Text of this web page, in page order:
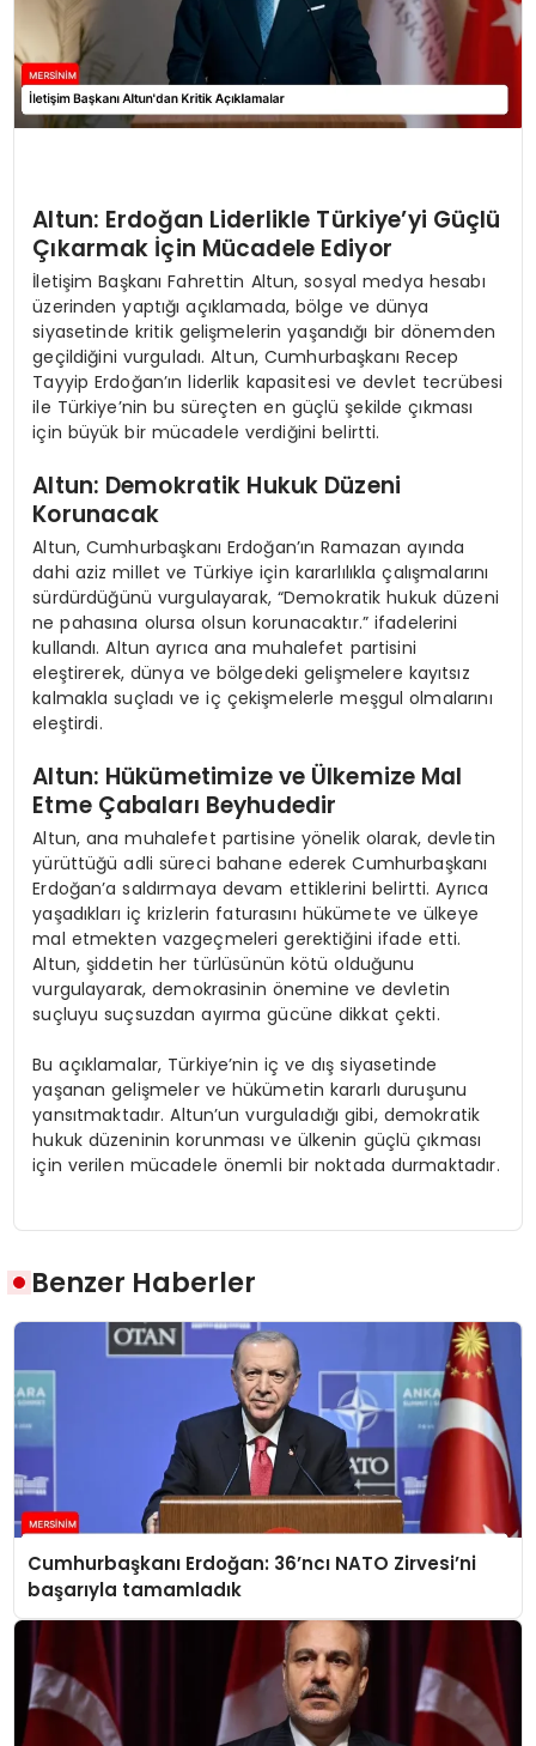
Altun: Erdoğan Liderlikle Türkiye’yi Güçlü
Çıkarmak İçin Mücadele Ediyor
İletişim Başkanı Fahrettin Altun, sosyal medya hesabı
üzerinden yaptığı açıklamada, bölge ve dünya
siyasetinde kritik gelişmelerin yaşandığı bir dönemden
geçildiğini vurguladı. Altun, Cumhurbaşkanı Recep
Tayyip Erdoğan’ın liderlik kapasitesi ve devlet tecrübesi
ile Türkiye’nin bu süreçten en güçlü şekilde çıkması
için büyük bir mücadele verdiğini belirtti.
Altun: Demokratik Hukuk Düzeni
Korunacak
Altun, Cumhurbaşkanı Erdoğan’ın Ramazan ayında
dahi aziz millet ve Türkiye için kararlılıkla çalışmalarını
sürdürdüğünü vurgulayarak, “Demokratik hukuk düzeni
ne pahasına olursa olsun korunacaktır.” ifadelerini
kullandı. Altun ayrıca ana muhalefet partisini
eleştirerek, dünya ve bölgedeki gelişmelere kayıtsız
kalmakla suçladı ve iç çekişmelerle meşgul olmalarını
eleştirdi.
Altun: Hükümetimize ve Ülkemize Mal
Etme Çabaları Beyhudedir
Altun, ana muhalefet partisine yönelik olarak, devletin
yürüttüğü adli süreci bahane ederek Cumhurbaşkanı
Erdoğan’a saldırmaya devam ettiklerini belirtti. Ayrıca
yaşadıkları iç krizlerin faturasını hükümete ve ülkeye
mal etmekten vazgeçmeleri gerektiğini ifade etti.
Altun, şiddetin her türlüsünün kötü olduğunu
vurgulayarak, demokrasinin önemine ve devletin
suçluyu suçsuzdan ayırma gücüne dikkat çekti.
Bu açıklamalar, Türkiye’nin iç ve dış siyasetinde
yaşanan gelişmeler ve hükümetin kararlı duruşunu
yansıtmaktadır. Altun’un vurguladığı gibi, demokratik
hukuk düzeninin korunması ve ülkenin güçlü çıkması
için verilen mücadele önemli bir noktada durmaktadır.
Benzer Haberler
Cumhurbaşkanı Erdoğan: 36’ncı NATO Zirvesi’ni
başarıyla tamamladık